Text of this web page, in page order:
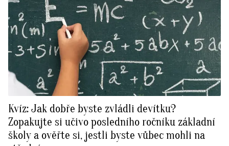
Kvíz: Jak dobře byste zvládli devítku?
Zopakujte si učivo posledního ročníku základní
školy a ověřte si, jestli byste vůbec mohli na